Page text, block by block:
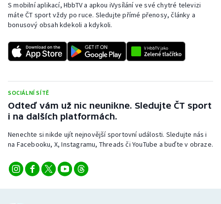
Stolní tenis
Triatlon
Vodní slalom
Volejbal
Ostatní
S mobilní aplikací, HbbTV a apkou iVysílání ve své chytré televizi
máte ČT sport vždy po ruce. Sledujte přímé přenosy, články a
bonusový obsah kdekoli a kdykoli.
SOCIÁLNÍ SÍTĚ
Odteď vám už nic neunikne. Sledujte ČT sport
i na dalších platformách.
Nenechte si nikde ujít nejnovější sportovní události. Sledujte nás i
na Facebooku, X, Instagramu, Threads či YouTube a buďte v obraze.